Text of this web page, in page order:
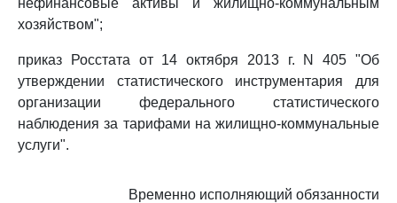
нефинансовые активы и жилищно-коммунальным
хозяйством";
приказ Росстата от 14 октября 2013 г. N 405 "Об
утверждении статистического инструментария для
организации федерального статистического
наблюдения за тарифами на жилищно-коммунальные
услуги".
Временно исполняющий обязанности